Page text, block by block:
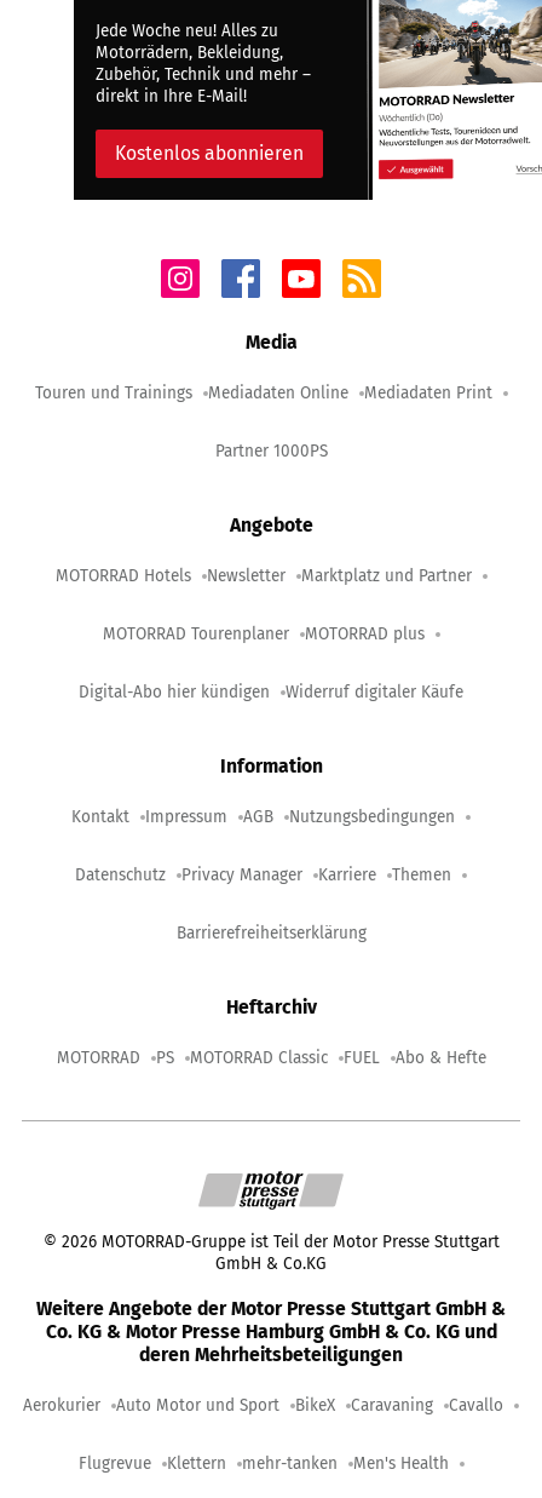
Jede Woche neu! Alles zu
Motorrädern, Bekleidung,
Zubehör, Technik und mehr –
direkt in Ihre E-Mail!
Kostenlos abonnieren
Media
Touren und Trainings Mediadaten Online Mediadaten Print
Partner 1000PS
Angebote
MOTORRAD Hotels Newsletter Marktplatz und Partner
MOTORRAD Tourenplaner MOTORRAD plus
Digital-Abo hier kündigen Widerruf digitaler Käufe
Information
Kontakt Impressum AGB Nutzungsbedingungen
Datenschutz Privacy Manager Karriere Themen
Barrierefreiheitserklärung
Heftarchiv
MOTORRAD PS MOTORRAD Classic FUEL Abo & Hefte
© 2026 MOTORRAD-Gruppe ist Teil der Motor Presse Stuttgart
GmbH & Co.KG
Weitere Angebote der Motor Presse Stuttgart GmbH &
Co. KG & Motor Presse Hamburg GmbH & Co. KG und
deren Mehrheitsbeteiligungen
Aerokurier Auto Motor und Sport BikeX Caravaning Cavallo
Flugrevue Klettern mehr-tanken Men's Health